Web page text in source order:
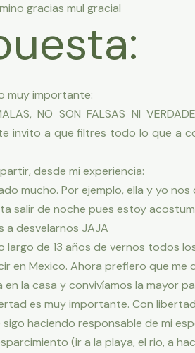
gracias mul gracial
muy importante:
NO SON FALSAS NI
te invito a que filtres todo lo que
desde mi experiencia:
mucho. Por ejemplo, ella y yo
salir de noche pues estoy
a desvelarnos JAJA
de 13 años de vernos todos
en Mexico. Ahora prefiero que me
la casa y convivíamos la mayor
es muy importante. Con
haciendo responsable de mi
(ir a la playa, el rio, a